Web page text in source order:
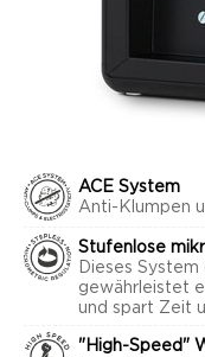
ACE System
Anti-Klumpen
Stufenlose
Dieses
gewährleistet
und spart Zeit
"High-Speed"